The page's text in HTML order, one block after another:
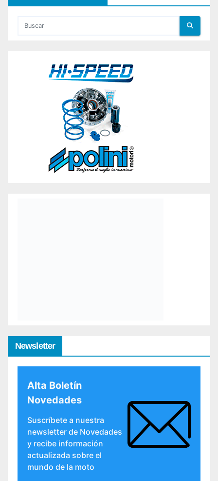
Newsletter
Alta Boletín
Novedades
Suscríbete a nuestra
newsletter de Novedades
y recibe información
actualizada sobre el
mundo de la moto